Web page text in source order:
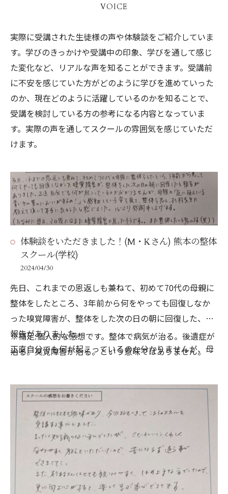
VOICE
実際に受講された生徒様の声や体験談をご紹介していま
す。学びのきっかけや受講中の印象、学びを通して感じ
た変化など、リアルな声を知ることができます。受講前
に不安を感じていた方がどのように学びを進めていった
のか、現在どのように活躍しているのかを知ることで、
受講を検討している方の参考になる内容となっていま
す。実際の声を通してスクールの雰囲気を感じていただ
けます。
体験談をいただきました！(M・Kさん) 熊本の整体
スクール(学校)
2024/04/30
先日、これまでの恩返しも兼ねて、初めて70代の母親に
整体をしたところ、3年前から何をやっても回復しなか
った嗅覚障害が、整体をした次の日の朝に回復した、と
報告がありました。
正直自分でも何が起こっているのか分かりませんが、母
て頂いて本当に良かった！と感じました。
心より感謝申し上げます。
(ちなみに母は、3日後にはまた嗅覚障害に戻ったそうで
す・・・また整体したいと思います(笑))
※補足:個人的な感想です。整体で病気が治る。後遺症が
治る。臭覚障害が治る。という意味ではありません。